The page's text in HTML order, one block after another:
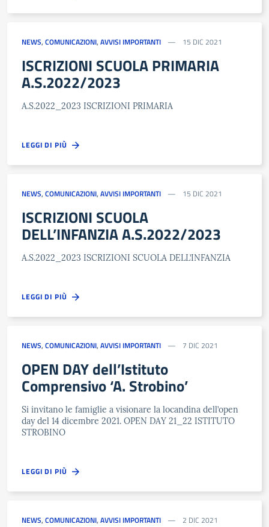
NEWS, COMUNICAZIONI, AVVISI IMPORTANTI 15 DIC 2021
ISCRIZIONI SCUOLA PRIMARIA
A.S.2022/2023
A.S.2022_2023 ISCRIZIONI PRIMARIA
LEGGI DI PIÙ
NEWS, COMUNICAZIONI, AVVISI IMPORTANTI 15 DIC 2021
ISCRIZIONI SCUOLA
DELL’INFANZIA A.S.2022/2023
A.S.2022_2023 ISCRIZIONI SCUOLA DELL’INFANZIA
LEGGI DI PIÙ
NEWS, COMUNICAZIONI, AVVISI IMPORTANTI 7 DIC 2021
OPEN DAY dell’Istituto
Comprensivo ‘A. Strobino’
Si invitano le famiglie a visionare la locandina dell’open
day del 14 dicembre 2021. OPEN DAY 21_22 ISTITUTO
STROBINO
LEGGI DI PIÙ
NEWS, COMUNICAZIONI, AVVISI IMPORTANTI 2 DIC 2021